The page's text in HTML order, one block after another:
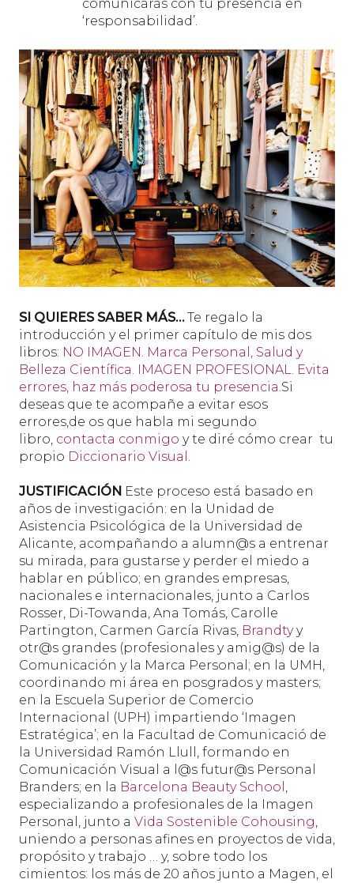
comunicarás con tu presencia en
‘responsabilidad’.
SI QUIERES SABER MÁS…Te regalo la
introducción y el primer capítulo de mis dos
libros: NO IMAGEN. Marca Personal, Salud y
Belleza Científica. IMAGEN PROFESIONAL. Evita
errores, haz más poderosa tu presencia. Si
deseas que te acompañe a evitar esos
errores,de os que habla mi segundo
libro, contacta conmigo y te diré cómo crear tu
propio Diccionario Visual
JUSTIFICACIÓN Este proceso está basado en
años de investigación: en la Unidad de
Asistencia Psicológica de la Universidad de
Alicante, acompañando a alumn@s a entrenar
su mirada, para gustarse y perder el miedo a
hablar en público; en grandes empresas,
nacionales e internacionales, junto a Carlos
Rosser, Di-Towanda, Ana Tomás, Carolle
Partington, Carmen García Rivas, Brandtyy
otr@s grandes (profesionales y amig@s) de la
Comunicación y la Marca Personal; en la UMH,
coordinando mi área en posgrados y masters;
en la Escuela Superior de Comercio
Internacional (UPH) impartiendo ‘Imagen
Estratégica’; en la Facultad de Comunicació de
la Universidad Ramón Llull, formando en
Comunicación Visual a l@s futur@s Personal
Branders; en la Barcelona Beauty School
especializando a profesionales de la Imagen
Personal, junto a Vida Sostenible Cohousing
uniendo a personas afines en proyectos de vida,
propósito y trabajo … y, sobre todo los
cimientos: los más de 20 años junto a Magen, el